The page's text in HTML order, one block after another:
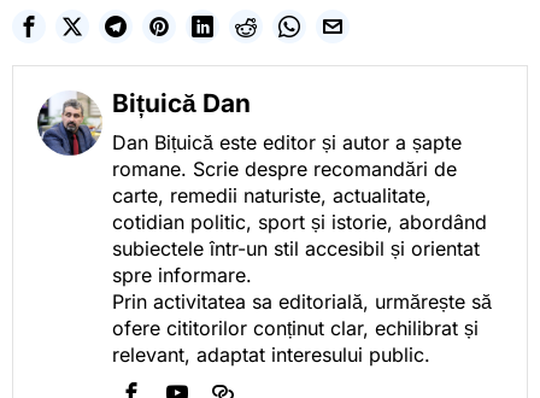
Bițuică Dan
Dan Bițuică este editor și autor a șapte
romane. Scrie despre recomandări de
carte, remedii naturiste, actualitate,
cotidian politic, sport și istorie, abordând
subiectele într-un stil accesibil și orientat
spre informare.
Prin activitatea sa editorială, urmărește să
ofere cititorilor conținut clar, echilibrat și
relevant, adaptat interesului public.